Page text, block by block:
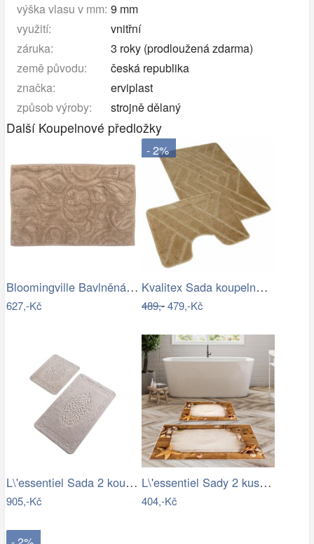
výška vlasu v mm: 9 mm
využití:
vnitřní
záruka:
3 roky (prodloužená zdarma)
země původu:
česká republika
značka:
erviplast
způsob výroby:
strojně dělaný
Další Koupelnové předložky
Bloomingville Bavlněná koupelnová…
627,-Kč
- 2%
Kvalitex Sada koupelnových předložek…
489,-479,-Kč
L\'essentiel Sada 2 koupelnových…
905,-Kč
L\'essentiel Sady 2 kusů koupelnových…
404,-Kč